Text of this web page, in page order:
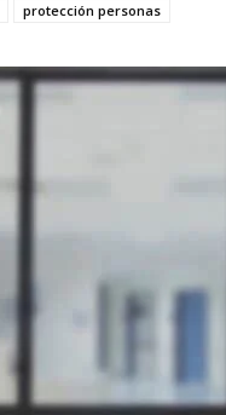
protección personas